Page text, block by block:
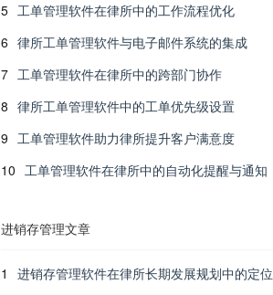
5 工单管理软件在律所中的工作流程优化
6 律所工单管理软件与电子邮件系统的集成
7 工单管理软件在律所中的跨部门协作
8 律所工单管理软件中的工单优先级设置
9 工单管理软件助力律所提升客户满意度
10 工单管理软件在律所中的自动化提醒与通知
进销存管理文章
1
进销存管理软件在律所长期发展规划中的定位